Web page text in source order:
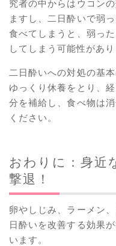
究者の中からはウコン
ますし、二日酔いで弱
食べてしまうと、弱っ
してしまう可能性があり
二日酔いへの対処の基
ゆっくり休養をとり、
分を補給し、食べ物は
ください。
おわりに：身近
撃退！
卵やしじみ、ラーメン
日酔いを改善する効果
います。